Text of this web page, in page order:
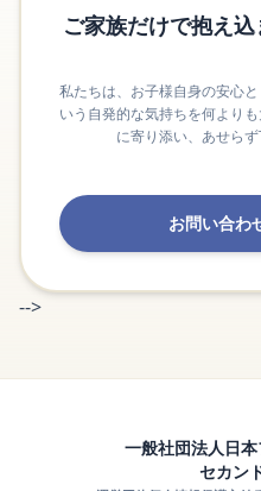
ご家族だけで抱え
私たちは、お子様自身の安心
いう自発的な気持ちを何より
に寄り添い、あせら
お問い合わ
-->
一般社団法人日
セカン